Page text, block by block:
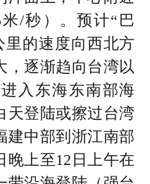
11日晚至12日上午
一带沿海登陆，强
，登陆后继续向西
。
临前的窗口期，全力
入库工作，确保夏
，同时加强田间管
产的影响。
/秒）。预计“巴
里的速度向西北方
，逐渐趋向台湾以
入东海东南部海
天登陆或擦过台湾
建中部到浙江南部
晚上至12日上午在